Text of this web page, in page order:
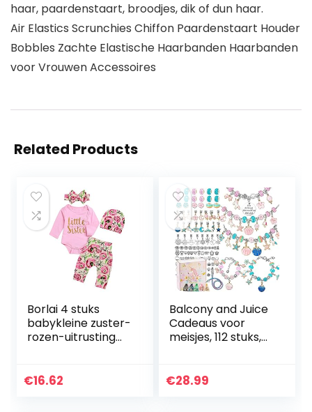
haar, paardenstaart, broodjes, dik of dun haar.
Air Elastics Scrunchies Chiffon Paardenstaart Houder
Bobbles Zachte Elastische Haarbanden Haarbanden
voor Vrouwen Accessoires
Related Products
Borlai 4 stuks
babykleine zuster-
rozen-uitrusting
beanie
€16.62
Balcony and Juice
Cadeaus voor
meisjes, 112 stuks,
doe-het-zelf-
€28.99